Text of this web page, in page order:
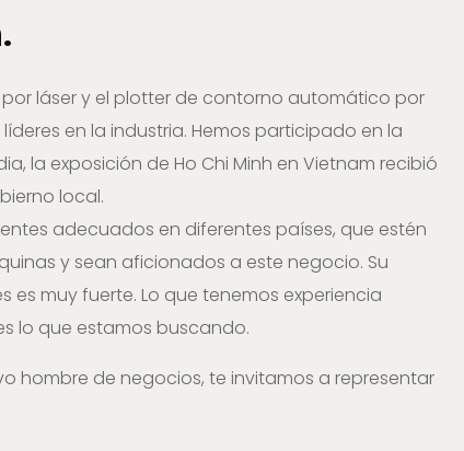
láser y el plotter de contorno automático por
en la industria. Hemos participado en la
la exposición de Ho Chi Minh en Vietnam recibió
local.
adecuados en diferentes países, que estén
y sean aficionados a este negocio. Su
muy fuerte. Lo que tenemos experiencia
lo que estamos buscando.
hombre de negocios, te invitamos a representar